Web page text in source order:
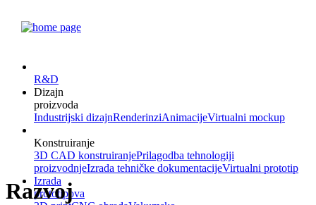
R&D
Dizajn
proizvoda
Industrijski dizajnRenderinziAnimacijeVirtualni mockup
Konstruiranje
3D CAD konstruiranjePrilagodba tehnologiji
proizvodnjeIzrada tehničke dokumentacijeVirtualni prototip
Izrada
prototipova
Razvoj